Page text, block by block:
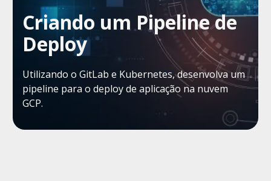
Criando um Pipeline de
Deploy
Utilizando o GitLab e Kubernetes, desenvolva um
pipeline para o deploy de aplicação na nuvem
GCP.